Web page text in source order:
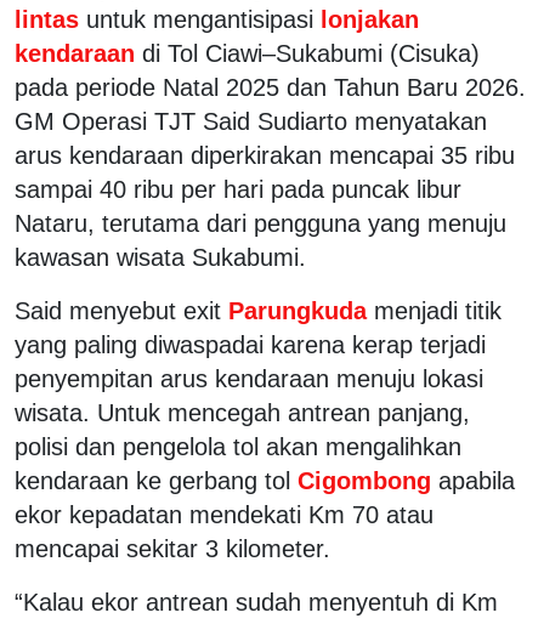
lintas untuk mengantisipasi lonjakan
kendaraan di Tol Ciawi–Sukabumi (Cisuka)
pada periode Natal 2025 dan Tahun Baru 2026.
GM Operasi TJT Said Sudiarto menyatakan
arus kendaraan diperkirakan mencapai 35 ribu
sampai 40 ribu per hari pada puncak libur
Nataru, terutama dari pengguna yang menuju
kawasan wisata Sukabumi.
Said menyebut exit Parungkuda menjadi titik
yang paling diwaspadai karena kerap terjadi
penyempitan arus kendaraan menuju lokasi
wisata. Untuk mencegah antrean panjang,
polisi dan pengelola tol akan mengalihkan
kendaraan ke gerbang tol Cigombong apabila
ekor kepadatan mendekati Km 70 atau
mencapai sekitar 3 kilometer.
“Kalau ekor antrean sudah menyentuh di Km